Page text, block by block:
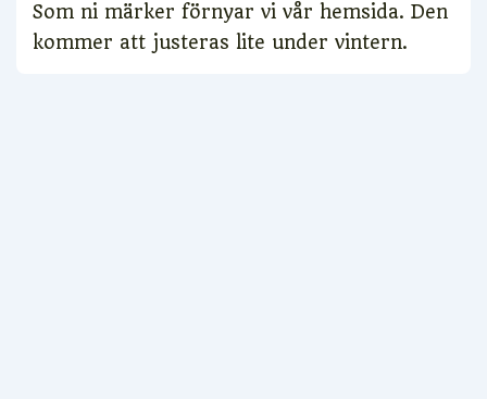
Som ni märker förnyar vi vår hemsida. Den
kommer att justeras lite under vintern.